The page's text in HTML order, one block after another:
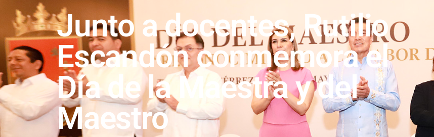
Junto a docentes, Rutilio
Escandón conmemora el
Día de la Maestra y del
Maestro